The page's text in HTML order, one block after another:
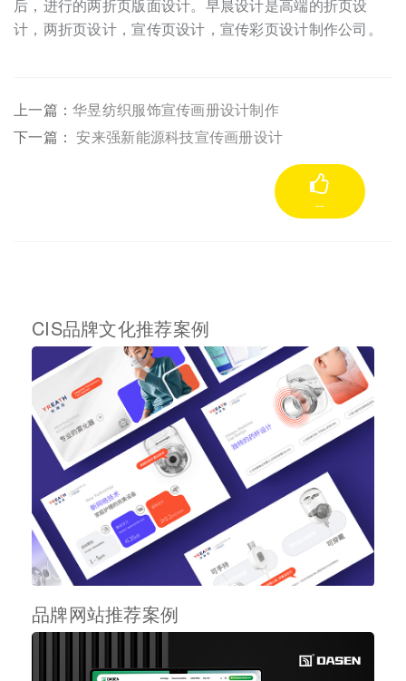
后，进行的两折页版面设计。早晨设计是高端的折页设
计，两折页设计，宣传页设计，宣传彩页设计制作公司。
上一篇：华昱纺织服饰宣传画册设计制作
下一篇：安来强新能源科技宣传画册设计
--
CIS品牌文化推荐案例
品牌网站推荐案例